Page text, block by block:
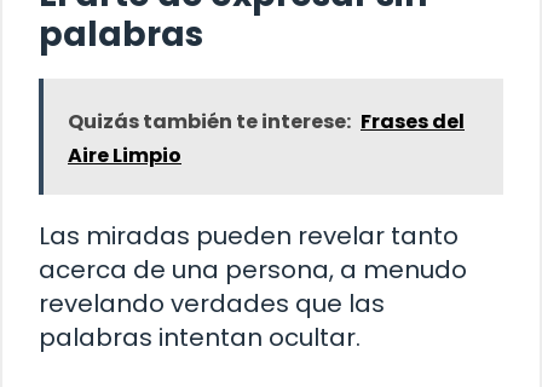
palabras
Quizás también te interese: Frases del
Aire Limpio
Las miradas pueden revelar tanto
acerca de una persona, a menudo
revelando verdades que las
palabras intentan ocultar.